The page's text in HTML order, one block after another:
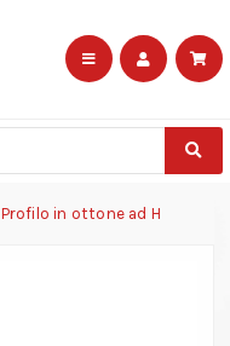
Profilo in ottone ad H